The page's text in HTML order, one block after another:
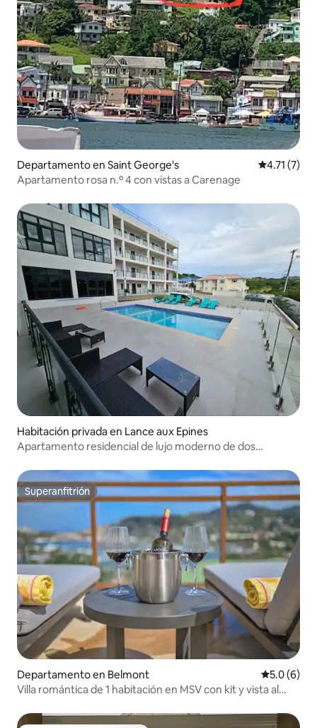
Departamento en Saint George's Calificación
4.71 (7)
Apartamento rosa n.º 4 con vistas a Carenage
Habitación privada en Lance aux Epines
Apartamento residencial de lujo moderno de dos
Superanfitrión
Superanfitrión
Departamento en Belmont
5.0 (6)
Villa romántica de 1 habitación en MSV con kit y vista al